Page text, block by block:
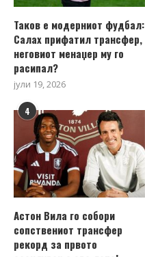
Таков е модерниот фудбал:
Салах прифатил трансфер,
неговиот менаџер му го
расипал?
јули 19, 2026
4
Астон Вила го собори
сопствениот трансфер
рекорд за првото